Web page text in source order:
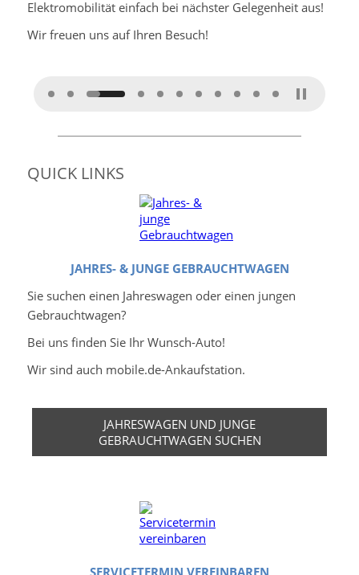
Elektromobilität einfach bei nächster Gelegenheit aus!
Wir freuen uns auf Ihren Besuch!
QUICK LINKS
JAHRES- & JUNGE GEBRAUCHTWAGEN
Sie suchen einen Jahreswagen oder einen jungen
Gebrauchtwagen?
Bei uns finden Sie Ihr Wunsch-Auto!
Wir sind auch mobile.de-Ankaufstation.
JAHRESWAGEN UND JUNGE
GEBRAUCHTWAGEN SUCHEN
SERVICETERMIN VEREINBAREN